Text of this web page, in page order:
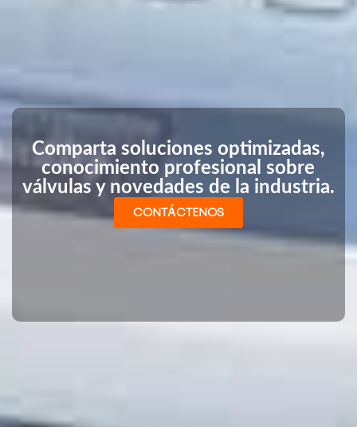
Comparta soluciones optimizadas,
conocimiento profesional sobre
válvulas y novedades de la industria.
CONTÁCTENOS